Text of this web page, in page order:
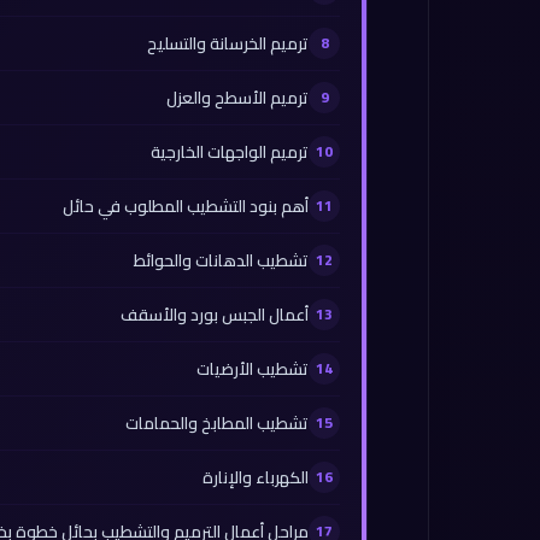
ترميم الخرسانة والتسليح
ترميم الأسطح والعزل
ترميم الواجهات الخارجية
أهم بنود التشطيب المطلوب في حائل
تشطيب الدهانات والحوائط
أعمال الجبس بورد والأسقف
تشطيب الأرضيات
تشطيب المطابخ والحمامات
الكهرباء والإنارة
مراحل أعمال الترميم والتشطيب بحائل خطوة